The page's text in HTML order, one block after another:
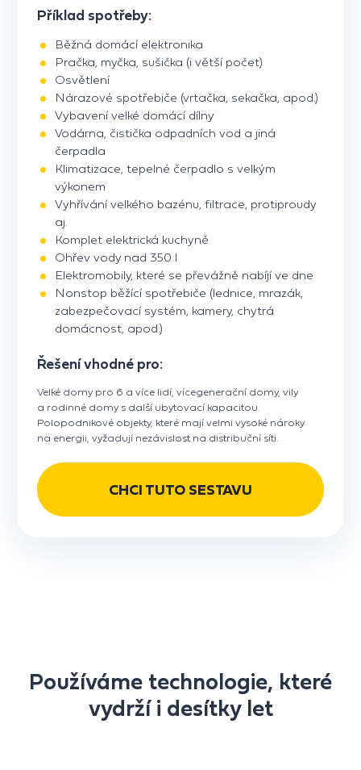
Příklad spotřeby:
Běžná domácí elektronika
Pračka, myčka, sušička (i větší počet)
Osvětlení
Nárazové spotřebiče (vrtačka, sekačka, apod.)
Vybavení velké domácí dílny
Vodárna, čistička odpadních vod a jiná
čerpadla
Klimatizace, tepelné čerpadlo s velkým
výkonem
Vyhřívání velkého bazénu, filtrace, protiproudy
aj.
Komplet elektrická kuchyně
Ohřev vody nad 350 l
Elektromobily, které se převážně nabíjí ve dne
Nonstop běžící spotřebiče (lednice, mrazák,
zabezpečovací systém, kamery, chytrá
domácnost, apod.)
Řešení vhodné pro:
Velké domy pro 6 a více lidí, vícegenerační domy, vily
a rodinné domy s další ubytovací kapacitou.
Polopodnikové objekty, které mají velmi vysoké nároky
na energii, vyžadují nezávislost na distribuční síti.
CHCI TUTO SESTAVU
Používáme technologie, které
vydrží i desítky let